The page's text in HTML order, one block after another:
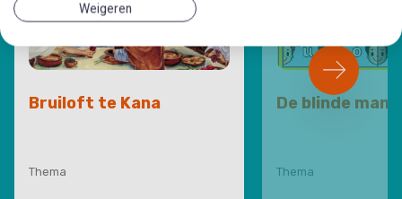
Bruiloft te Kana
Thema
De blinde man
Thema
Weigeren